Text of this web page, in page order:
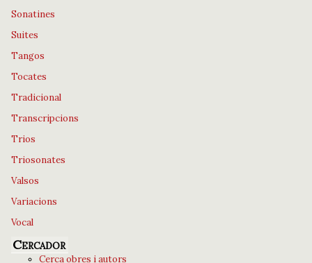
Sonatines
Suites
Tangos
Tocates
Tradicional
Transcripcions
Trios
Triosonates
Valsos
Variacions
Vocal
Cercador
Cerca obres i autors